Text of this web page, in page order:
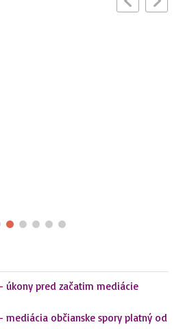
– úkony pred začatim mediácie
– mediácia občianske spory platný od